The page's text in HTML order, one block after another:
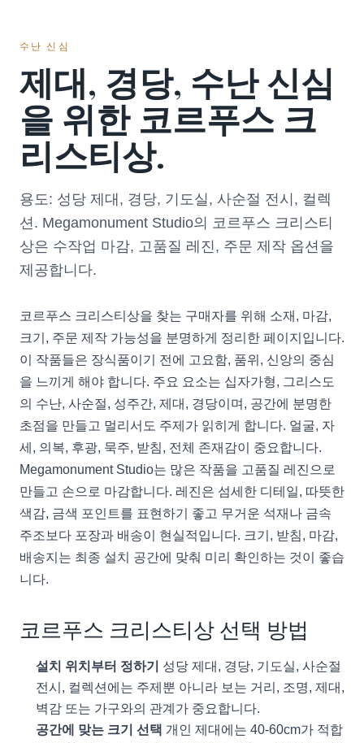
수난 신심
제대, 경당, 수난 신심
을 위한 코르푸스 크
리스티상.
용도: 성당 제대, 경당, 기도실, 사순절 전시, 컬렉
션. Megamonument Studio의 코르푸스 크리스티
상은 수작업 마감, 고품질 레진, 주문 제작 옵션을
제공합니다.
코르푸스 크리스티상을 찾는 구매자를 위해 소재, 마감,
크기, 주문 제작 가능성을 분명하게 정리한 페이지입니다.
이 작품들은 장식품이기 전에 고요함, 품위, 신앙의 중심
을 느끼게 해야 합니다. 주요 요소는 십자가형, 그리스도
의 수난, 사순절, 성주간, 제대, 경당이며, 공간에 분명한
초점을 만들고 멀리서도 주제가 읽히게 합니다. 얼굴, 자
세, 의복, 후광, 묵주, 받침, 전체 존재감이 중요합니다.
Megamonument Studio는 많은 작품을 고품질 레진으로
만들고 손으로 마감합니다. 레진은 섬세한 디테일, 따뜻한
색감, 금색 포인트를 표현하기 좋고 무거운 석재나 금속
주조보다 포장과 배송이 현실적입니다. 크기, 받침, 마감,
배송지는 최종 설치 공간에 맞춰 미리 확인하는 것이 좋습
니다.
코르푸스 크리스티상 선택 방법
설치 위치부터 정하기
성당 제대, 경당, 기도실, 사순절
전시, 컬렉션에는 주제뿐 아니라 보는 거리, 조명, 제대,
벽감 또는 가구와의 관계가 중요합니다.
공간에 맞는 크기 선택 개인 제대에는 40-60cm가 적합